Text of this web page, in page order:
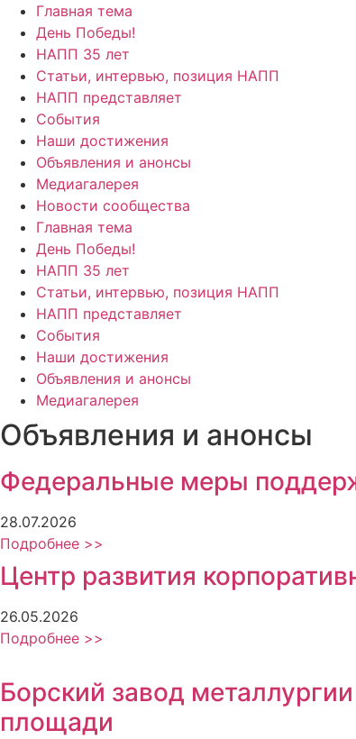
Главная тема
День Победы!
НАПП 35 лет
Статьи, интервью, позиция НАПП
НАПП представляет
События
Наши достижения
Объявления и анонсы
Медиагалерея
Новости сообщества
Главная тема
День Победы!
НАПП 35 лет
Статьи, интервью, позиция НАПП
НАПП представляет
События
Наши достижения
Объявления и анонсы
Медиагалерея
Объявления и анонсы
Федеральные меры
28.07.2026
Подробнее >>
Центр развития
26.05.2026
Подробнее >>
Борский завод
площади